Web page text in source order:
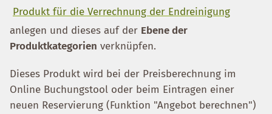
Produkt für die Verrechnung der Endreinigung
anlegen und dieses auf der Ebene der
Produktkategorien verknüpfen.
Dieses Produkt wird bei der Preisberechnung im
Online Buchungstool oder beim Eintragen einer
neuen Reservierung (Funktion "Angebot berechnen")